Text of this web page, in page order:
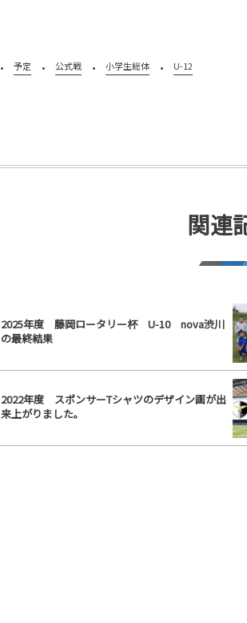
予定 公式戦 小学生総体 U-12
関連
2025年度 藤岡ロータリー杯 U-10 nova渋川
の最終結果
2022年度 スポンサーTシャツのデザイン画が出
来上がりました。